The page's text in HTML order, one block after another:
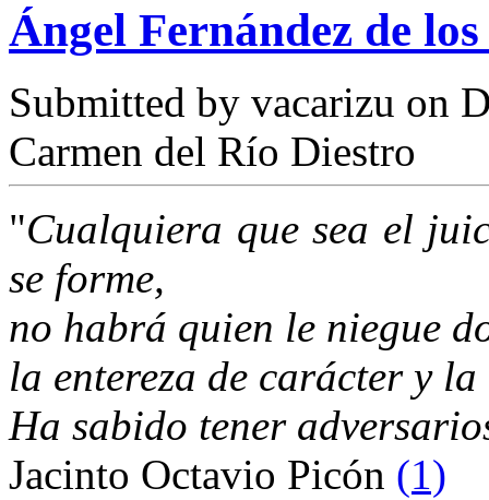
Ángel Fernández de
Submitted by vacarizu on
Carmen del Río Diestro
"Cualquiera que sea el
se forme,
no habrá quien le niegue
la entereza de carácter y
Ha sabido tener
Jacinto Octavio Picón (1)